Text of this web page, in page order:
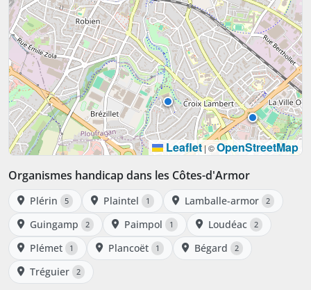
Leaflet|©OpenStreetMap
Organismes handicap dans les Côtes-d'Armor
Plérin 5 Plaintel 1 Lamballe-armor 2
Guingamp 2 Paimpol 1 Loudéac 2
Plémet 1 Plancoët 1 Bégard 2
Tréguier 2